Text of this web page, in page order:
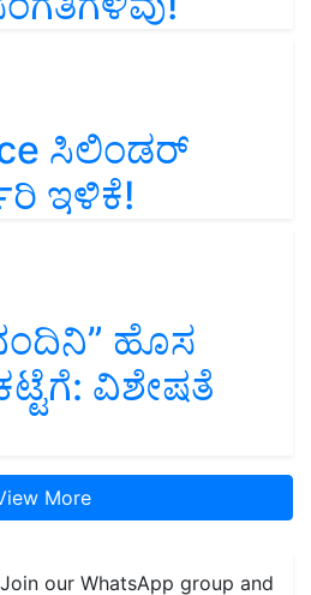
ಸಿಲಿಂಡರ್‌
ಇಳಿಕೆ!
ಹೊಸ
ವಿಶೇಷತೆ
More
our WhatsApp group and